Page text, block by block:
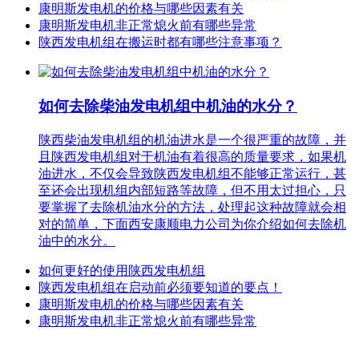
康明斯发电机的价格与哪些因素有关
康明斯发电机非正常熄火前有哪些异常
陕西发电机组在搬运时都有哪些注意事项？
如何去除柴油发电机组中机油的水分？
陕西柴油发电机组的机油进水是一个很严重的故障，并
且陕西发电机组对于机油有着很高的质量要求，如果机
油进水，不仅会导致陕西发电机组不能够正常运行，甚
至还会出现机组内部短路等故障，但不用太过担心，只
要掌握了去除机油水分的方法，处理起这种故障就会相
对的简单，下面西安康顺电力公司为你介绍如何去除机
油中的水分。
如何更好的使用陕西发电机组
陕西发电机组在启动前必须要知道的要点！
康明斯发电机的价格与哪些因素有关
康明斯发电机非正常熄火前有哪些异常